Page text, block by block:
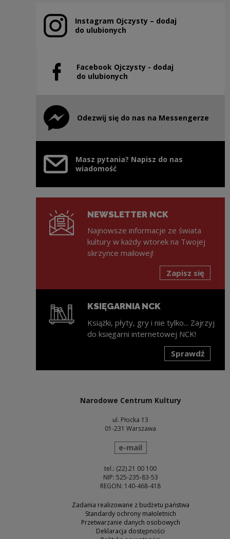
Instagram Ojczysty – dodaj
do ulubionych
Uwaga, link zostanie otwarty w nowym oknie
Facebook Ojczysty - dodaj
do ulubionych
Uwaga, link zostanie otwarty w nowym oknie
Odezwij się do nas na Messengerze
Uwaga, link zostanie otwarty w nowym oknie
Masz pytania? Napisz do nas
wiadomość
NEWSLETTER NCK
Najnowsze informacje ze świata
kultury w każdy wtorek na Twojej
skrzynce mailowej!
Zapisz się
KSIĘGARNIA NCK
Książki, płyty, gry i nie tylko... Zajrzyj
do księgarni internetowej NCK!
Sprawdź
Narodowe Centrum Kultury
ul. Płocka 13
01-231 Warszawa
wyślij wiadomość
e-mail
tel.: (22) 21 00 100
NIP: 525-235-83-53
REGON: 140-468-418
Zadania realizowane z budżetu państwa
Standardy ochrony małoletnich
Przetwarzanie danych osobowych
Deklaracja dostępności